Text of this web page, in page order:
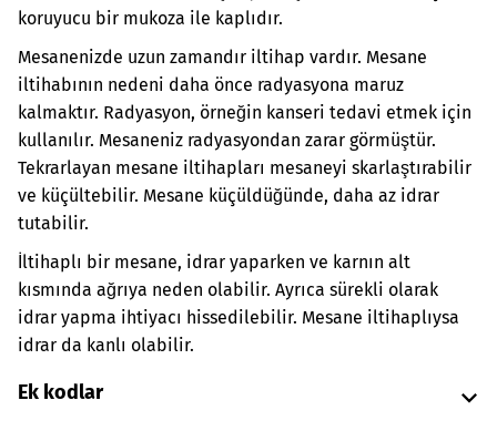
koruyucu bir mukoza ile kaplıdır.
Mesanenizde uzun zamandır iltihap vardır. Mesane
iltihabının nedeni daha önce radyasyona maruz
kalmaktır. Radyasyon, örneğin kanseri tedavi etmek için
kullanılır. Mesaneniz radyasyondan zarar görmüştür.
Tekrarlayan mesane iltihapları mesaneyi skarlaştırabilir
ve küçültebilir. Mesane küçüldüğünde, daha az idrar
tutabilir.
İltihaplı bir mesane, idrar yaparken ve karnın alt
kısmında ağrıya neden olabilir. Ayrıca sürekli olarak
idrar yapma ihtiyacı hissedilebilir. Mesane iltihaplıysa
idrar da kanlı olabilir.
Ek kodlar